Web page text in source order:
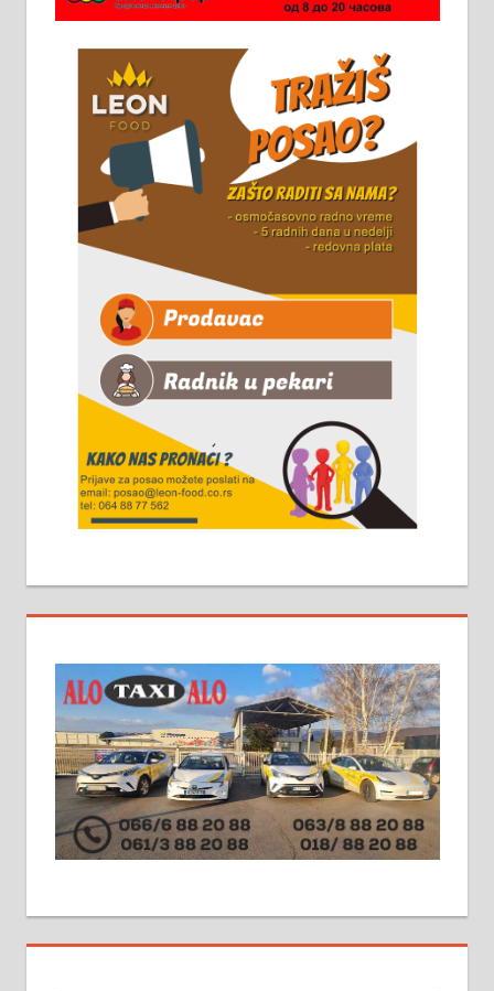
стоваришту „Липа промет” у
Алексинцу. За више
информација доћи лично на
стовариште у улици Максима
Горког 26 сваког радног дана од
8 до 15 часова. 063/465-045
Чистим све врсте димњака.
061/32-13-445